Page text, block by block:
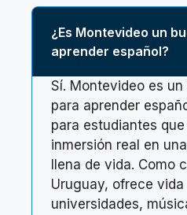
¿Es Montevideo un
aprender español?
Sí. Montevideo es
para aprender
para estudiantes
inmersión real en
llena de vida. Como
Uruguay, ofrece
universidades,